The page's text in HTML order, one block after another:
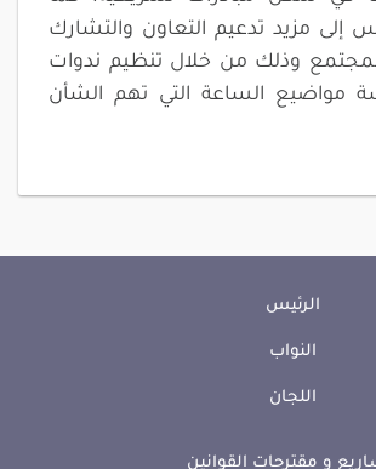
مزيد تدعيم التعاون والتشارك
وذلك من خلال تنظيم ندوات
مواضيع الساعة التي تهم الشأن
الرئيس
النواب
اللجان
و مقترحات القوانين